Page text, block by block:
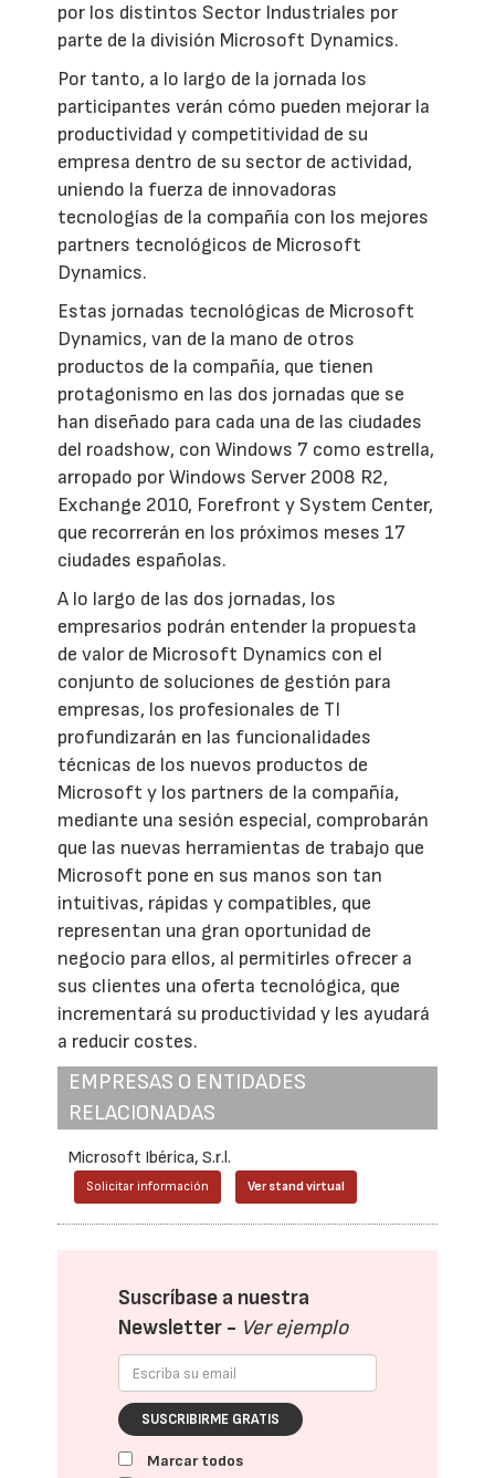
por los distintos Sector Industriales por
parte de la división Microsoft Dynamics.
Por tanto, a lo largo de la jornada los
participantes verán cómo pueden mejorar la
productividad y competitividad de su
empresa dentro de su sector de actividad,
uniendo la fuerza de innovadoras
tecnologías de la compañía con los mejores
partners tecnológicos de Microsoft
Dynamics.
Estas jornadas tecnológicas de Microsoft
Dynamics, van de la mano de otros
productos de la compañía, que tienen
protagonismo en las dos jornadas que se
han diseñado para cada una de las ciudades
del roadshow, con Windows 7 como estrella,
arropado por Windows Server 2008 R2,
Exchange 2010, Forefront y System Center,
que recorrerán en los próximos meses 17
ciudades españolas.
A lo largo de las dos jornadas, los
empresarios podrán entender la propuesta
de valor de Microsoft Dynamics con el
conjunto de soluciones de gestión para
empresas, los profesionales de TI
profundizarán en las funcionalidades
técnicas de los nuevos productos de
Microsoft y los partners de la compañía,
mediante una sesión especial, comprobarán
que las nuevas herramientas de trabajo que
Microsoft pone en sus manos son tan
intuitivas, rápidas y compatibles, que
representan una gran oportunidad de
negocio para ellos, al permitirles ofrecer a
sus clientes una oferta tecnológica, que
incrementará su productividad y les ayudará
a reducir costes.
EMPRESAS O ENTIDADES
RELACIONADAS
Microsoft Ibérica, S.r.l.
Solicitar información Ver stand virtual
Suscríbase a nuestra
Newsletter - Ver ejemplo
SUSCRIBIRME GRATIS
Marcar todos